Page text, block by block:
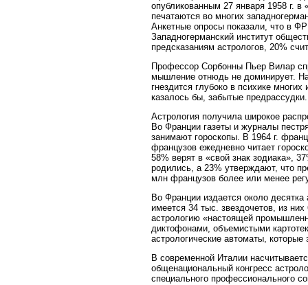
опубликованным 27 января 1958 г.
печатаются во многих
Анкетные опросы показали, что в
Западногерманский институт
предсказаниям астрологов, 20%
Профессор Сорбонны Пьер Вилар
мышление отнюдь не доминирует.
гнездится глубоко в психике
казалось бы, забытые предрассудки.
Астрология получила широкое
Во Франции газеты и журналы
занимают гороскопы. В 1964 г.
французов ежедневно читает
58% верят в «свой знак зодиака»,
родились, а 23% утверждают, что
млн французов более или менее
Во Франции издается около
имеется 34 тыс. звездочетов, из
астрологию «настоящей
диктофонами, объемистыми
астрологические автоматы,
В современной Италии
общенациональный конгресс
специального профессионального